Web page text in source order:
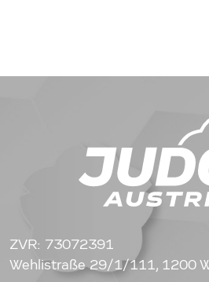
ZVR: 73072391
Wehlistraße 29/1/111, 1200